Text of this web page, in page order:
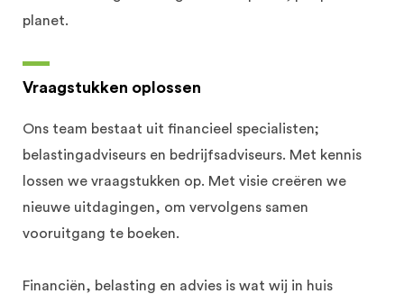
planet.
Vraagstukken oplossen
Ons team bestaat uit financieel specialisten;
belastingadviseurs en bedrijfsadviseurs. Met kennis
lossen we vraagstukken op. Met visie creëren we
nieuwe uitdagingen, om vervolgens samen
vooruitgang te boeken.
Financiën, belasting en advies is wat wij in huis